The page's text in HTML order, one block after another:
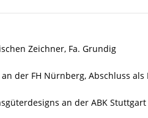
Zeichner, Fa. Grundig
der FH Nürnberg, Abschluss
an der ABK Stuttgart